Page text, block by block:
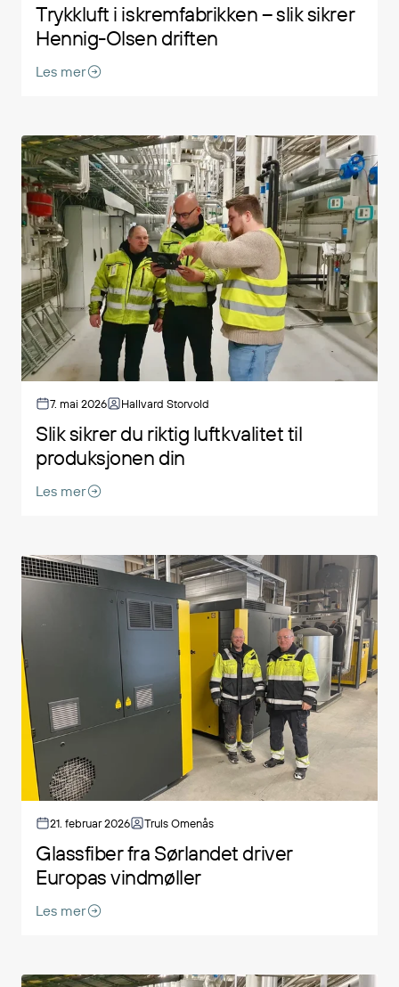
Trykkluft i iskremfabrikken – slik sikrer
Hennig-Olsen driften
Les mer
7. mai 2026 Hallvard Storvold
Slik sikrer du riktig luftkvalitet til
produksjonen din
Les mer
21. februar 2026 Truls Omenås
Glassfiber fra Sørlandet driver
Europas vindmøller
Les mer